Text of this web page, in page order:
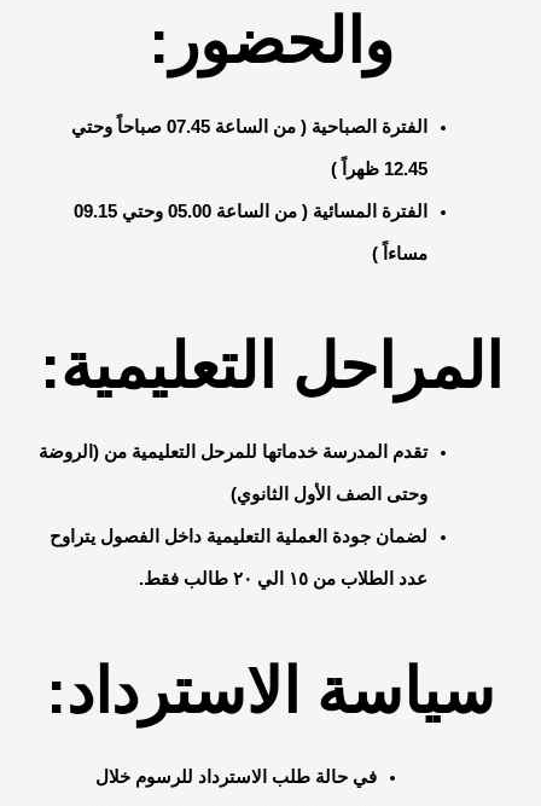
والحضور:
الفترة الصباحية ( من الساعة 07.45 صباحاً وحتي
12.45 ظهراً )
الفترة المسائية ( من الساعة 05.00 وحتي 09.15
مساءاً )
المراحل التعليمية:
تقدم المدرسة خدماتها للمرحل التعليمية من (الروضة
وحتى الصف الأول الثانوي)
لضمان جودة العملية التعليمية داخل الفصول يتراوح
عدد الطلاب من ١٥ الي ٢٠ طالب فقط.
سياسة الاسترداد:
في حالة طلب الاسترداد للرسوم خلال